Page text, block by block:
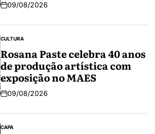
09/08/2026
CULTURA
Rosana Paste celebra 40 anos
de produção artística com
exposição no MAES
09/08/2026
CAPA